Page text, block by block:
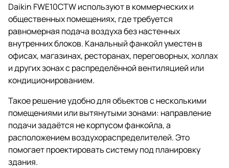
Daikin FWE10CTW используют в коммерческих и
общественных помещениях, где требуется
равномерная подача воздуха без настенных
внутренних блоков. Канальный фанкойл уместен в
офисах, магазинах, ресторанах, переговорных, холлах
и других зонах с распределённой вентиляцией или
кондиционированием.
Такое решение удобно для объектов с несколькими
помещениями или вытянутыми зонами: направление
подачи задаётся не корпусом фанкойла, а
расположением воздухораспределителей. Это
помогает проектировать систему под планировку
здания.